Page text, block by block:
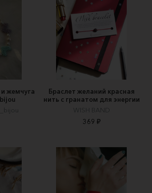
жемчуга
Браслет желаний красная
нить с гранатом для энергии
WISH BAND
369 ₽